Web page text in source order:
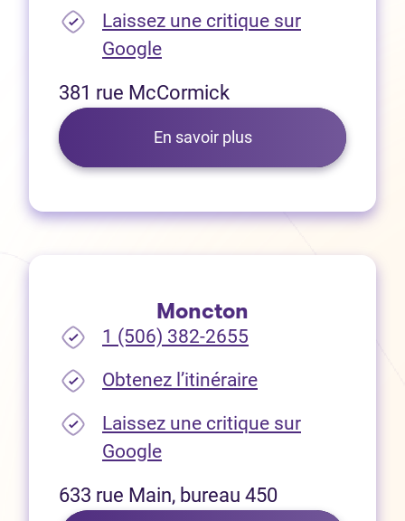
Laissez une critique sur
Google(Ouvre dans un nouvel
381 rue McCormick
En savoir plus
Moncton
1 (506) 382-2655
Obtenez l’itinéraire(Ouvre dans un
Laissez une critique sur
Google(Ouvre dans un nouvel
633 rue Main, bureau 450